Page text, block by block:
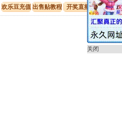
欢乐豆充值 出售贴教程 开奖直播 只看楼主
关闭